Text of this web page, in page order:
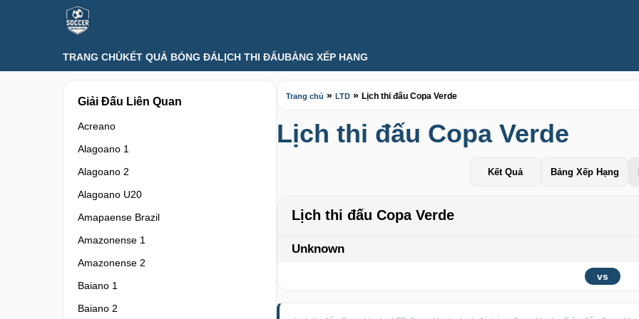
TRANG CHỦKẾT QUẢ BÓNG ĐÁLỊCH THI ĐẤUBẢNG XẾP HẠNG
Giải Đấu Liên Quan
Acreano
Alagoano 1
Alagoano 2
Alagoano U20
Amapaense Brazil
Amazonense 1
Amazonense 2
Baiano 1
Baiano 2
Trang chủ » LTD » Lịch thi đấu Copa Verde
Lịch thi đấu Copa Verde
Kết Quả Bảng Xếp Hạng
Lịch thi đấu Copa Verde
Unknown
vs